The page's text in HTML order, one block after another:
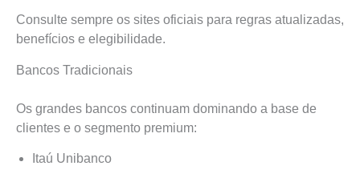
Consulte sempre os sites oficiais para regras atualizadas,
benefícios e elegibilidade.
Bancos Tradicionais
Os grandes bancos continuam dominando a base de
clientes e o segmento premium:
Itaú Unibanco